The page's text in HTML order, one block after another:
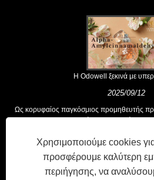
Η Odowell ξεκινά με
2025/09/12
Ως κορυφαίος παγκόσμιος προμηθευτής
Odowell υποστηρίζει μια βασική
επικεντρωμένης στην ποιότητα", που
αρωτικής στους πελάτες
Χρησιμοποιούμε cookies
προσφέρουμε καλύτερη
περιήγησης, να